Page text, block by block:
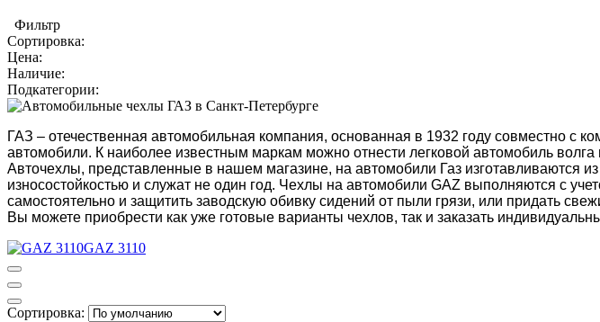
Фильтр
Сортировка:
Цена:
Наличие:
Подкатегории:
ГАЗ – отечественная автомобильная компания, основанная в 1932 году совместно
автомобили. К наиболее известным маркам можно отнести легковой автомобиль волга
Авточехлы, представленные в нашем магазине, на автомобили Газ изготавливаются
износостойкостью и служат не один год. Чехлы на автомобили GAZ выполняются с
самостоятельно и защитить заводскую обивку сидений от пыли грязи, или придать
Вы можете приобрести как уже готовые варианты чехлов, так и заказать
GAZ 3110
Сортировка: